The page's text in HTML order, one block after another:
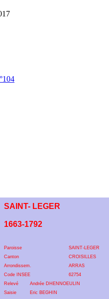
SAINT- LEGER
1663-1792
Paroisse
SAINT-LEGER
Canton
CROISILLES
Arrondissem.
ARRAS
Code INSEE
62754
Relevé
Andrée DHENNOEULIN
Saisie Eric BEGHIN